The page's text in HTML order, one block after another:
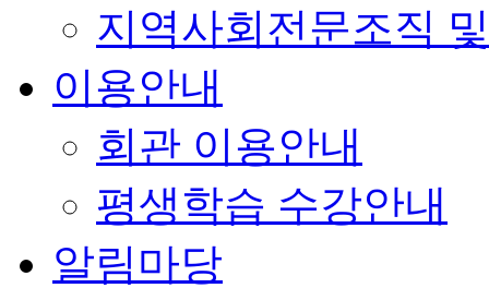
지역사회전문조직
이용안내
회관 이용안내
평생학습 수강안내
알림마당